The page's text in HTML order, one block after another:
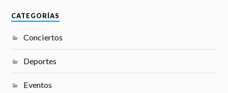
CATEGORÍAS
Conciertos
Deportes
Eventos